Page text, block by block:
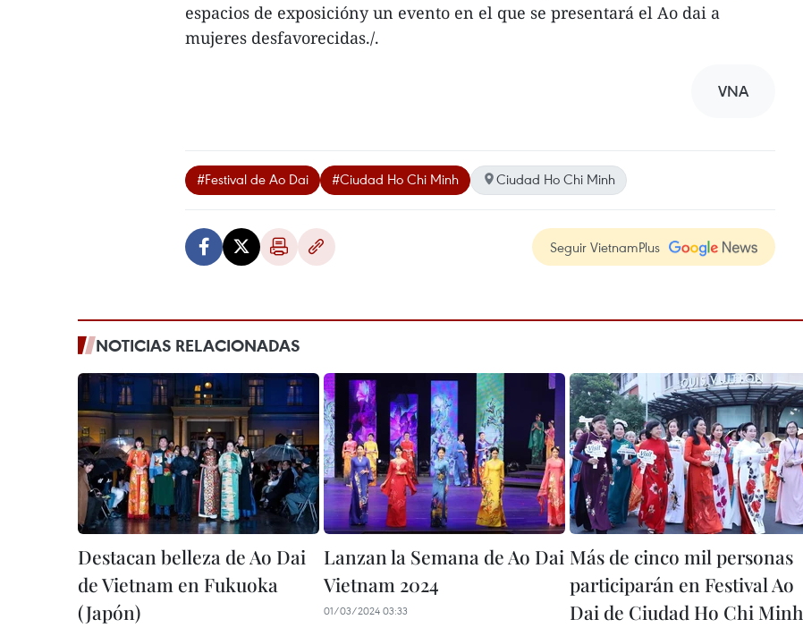
espacios de exposicióny un evento en el que se presentará el Ao dai a
mujeres desfavorecidas./.
VNA
#Festival de Ao Dai #Ciudad Ho Chi Minh Ciudad Ho Chi Minh
Seguir VietnamPlus
NOTICIAS RELACIONADAS
Destacan belleza de Ao Dai
de Vietnam en Fukuoka
(Japón)
Lanzan la Semana de Ao Dai
Vietnam 2024
01/03/2024 03:33
Más de cinco mil personas
participarán en Festival Ao
Dai de Ciudad Ho Chi Minh